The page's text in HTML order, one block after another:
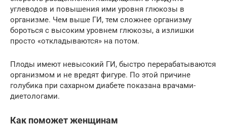
углеводов и повышения ими уровня глюкозы в
организме. Чем выше ГИ, тем сложнее организму
бороться с высоким уровнем глюкозы, а излишки
просто «откладываются» на потом.
Плоды имеют невысокий ГИ, быстро перерабатываются
организмом и не вредят фигуре. По этой причине
голубика при сахарном диабете показана врачами-
диетологами.
Как поможет женщинам